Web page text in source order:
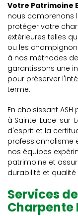
Votre Patrimoine
nous comprenons
protéger votre
extérieures telles
ou les
à nos méthodes
garantissons une
pour préserver
terme.
En choisissant
à Sainte-Luce-sur-
d'esprit et la
professionnalisme
nos équipes
patrimoine et
durabilité et
Services
Charpente